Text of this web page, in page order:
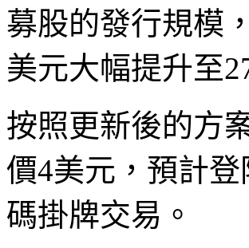
募股的發行規模
美元大幅提升至
按照更新後的方
價4美元，預計
碼掛牌交易。